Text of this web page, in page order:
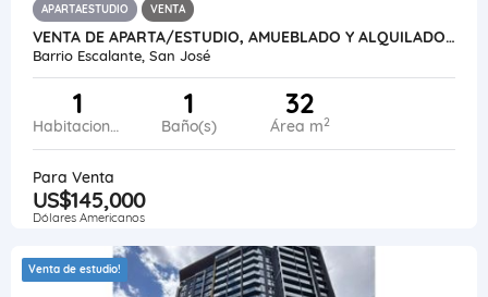
APARTAESTUDIO VENTA
VENTA DE APARTA/ESTUDIO, AMUEBLADO Y ALQUILADO, SER ESCALANTE
Barrio Escalante, San José
1
Habitaciones
1
Baño(s)
32
Área m2
Para Venta
US$145,000
Dólares Americanos
Venta de estudio!